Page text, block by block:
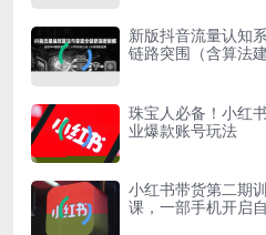
新版抖音流量认知
链路突围（含算法
珠宝人必备！小红
业爆款账号玩法
小红书带货第二期
课，一部手机开启